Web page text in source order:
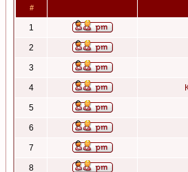
#
1
2
3
4
5
6
7
8